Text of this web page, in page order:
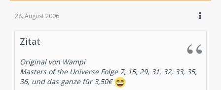
28. August 2006
Zitat
Original von Wampi
Masters of the Universe Folge 7, 15, 29, 31, 32, 33, 35,
36, und das ganze für 3,50€